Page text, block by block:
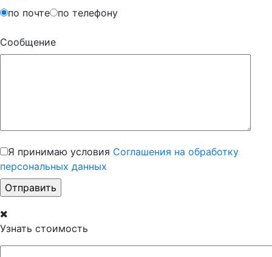
по почте
по телефону
Сообщение
Я принимаю условия Соглашения на обработку
персональных данных
Узнать стоимость